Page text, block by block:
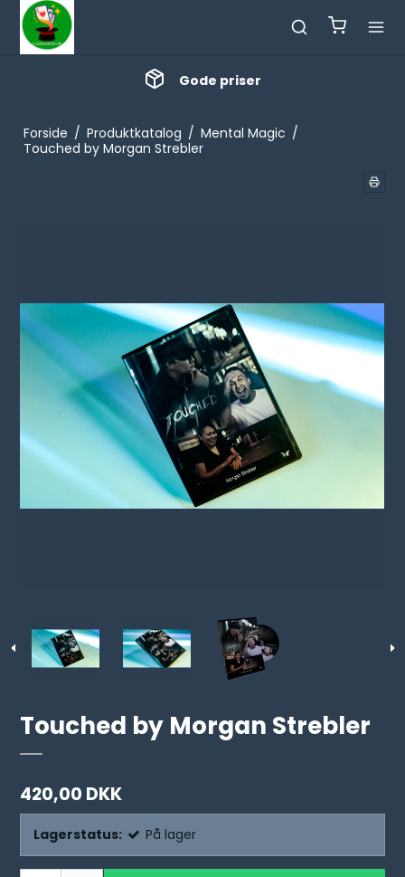
Gode priser
Forside / Produktkatalog / Mental Magic /
Touched by Morgan Strebler
Touched by Morgan Strebler
420,00 DKK
Lagerstatus: På lager